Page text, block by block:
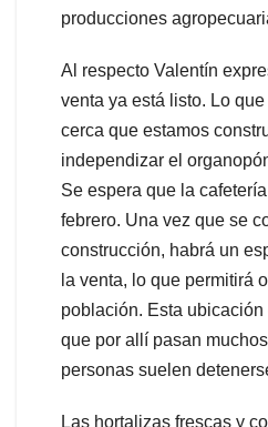
producciones
Al respecto Valentín
venta ya está listo. Lo
cerca que estamos
independizar el
Se espera que la
febrero. Una vez que se
construcción, habrá un
la venta, lo que permitirá
población. Esta ubicación
que por allí pasan
personas suelen
Las hortalizas frescas y